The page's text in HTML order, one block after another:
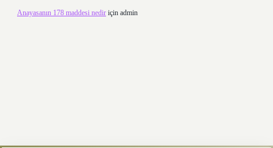
Anayasanın 178 maddesi nedir için admin